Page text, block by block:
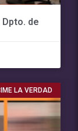
de
LA VERDAD